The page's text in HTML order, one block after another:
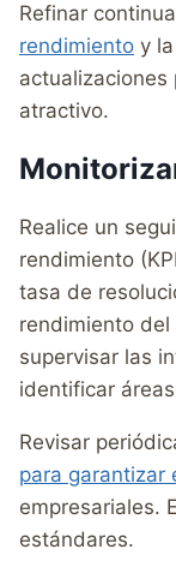
Refinar
rendimiento y
atractivo.
Realice un
rendimiento
tasa de
rendimiento
supervisar las
identificar
Revisar
para garantizar
empresariales.
estándares.